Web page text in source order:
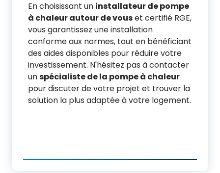
En choisissant un installateur de pompe
à chaleur autour de vouset certifié RGE,
vous garantissez une installation
conforme aux normes, tout en bénéficiant
des aides disponibles pour réduire votre
investissement. N'hésitez pas à contacter
unspécialiste de la pompe à chaleur
pour discuter de votre projet et trouver la
solution la plus adaptée à votre logement.